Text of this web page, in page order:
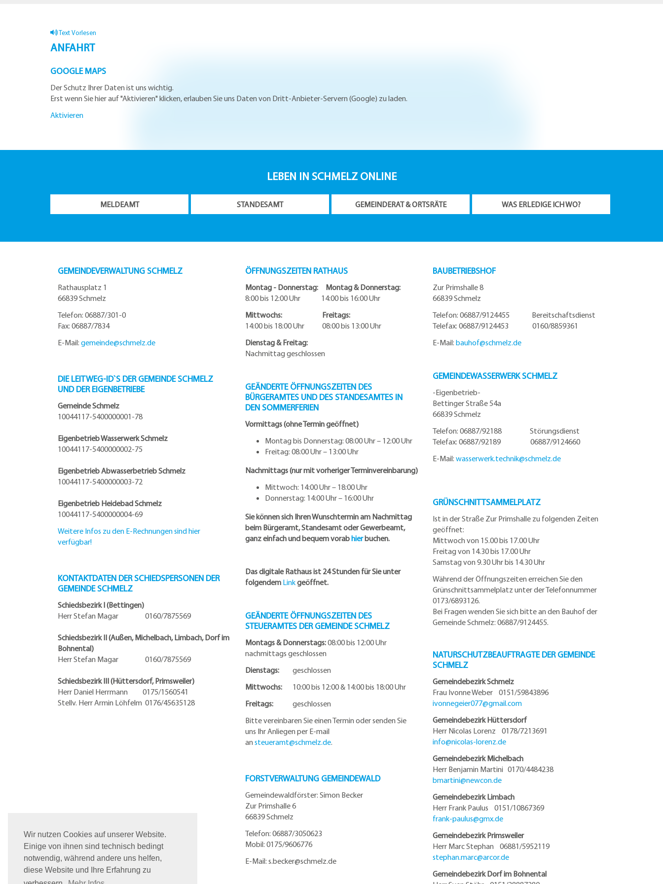
Wir nutzen Cookies auf unserer Website.
Einige von ihnen sind technisch bedingt
notwendig, während andere uns helfen,
diese Website und Ihre Erfahrung zu
Text Vorlesen
ANFAHRT
GOOGLE MAPS
Der Schutz Ihrer Daten ist uns wichtig.
Erst wenn Sie hier auf "Aktivieren" klicken, erlauben Sie uns Daten von Dritt-Anbieter-Servern (Google) zu laden.
Aktivieren
LEBEN IN SCHMELZ ONLINE
MELDEAMT STANDESAMT GEMEINDERAT & ORTSRÄTE WAS ERLEDIGE ICH WO?
GEMEINDEVERWALTUNG SCHMELZ
Rathausplatz 1
66839 Schmelz
Telefon: 06887/301-0
Fax: 06887/7834
E-Mail: gemeinde@schmelz.de
DIE LEITWEG-ID`S DER GEMEINDE SCHMELZ
UND DER EIGENBETRIEBE
Gemeinde Schmelz
10044117-5400000001-78
Eigenbetrieb Wasserwerk Schmelz
10044117-5400000002-75
Eigenbetrieb Abwasserbetrieb Schmelz
10044117-5400000003-72
Eigenbetrieb Heidebad Schmelz
10044117-5400000004-69
Weitere Infos zu den E-Rechnungen sind hier
verfügbar!
KONTAKTDATEN DER SCHIEDSPERSONEN DER
GEMEINDE SCHMELZ
Schiedsbezirk I (Bettingen)
Herr Stefan Magar 0160/7875569
Schiedsbezirk II (Außen, Michelbach, Limbach, Dorf im
Bohnental)
Herr Stefan Magar 0160/7875569
Schiedsbezirk III (Hüttersdorf, Primsweiler)
Herr Daniel Herrmann 0175/1560541
Stellv. Herr Armin Löhfelm 0176/45635128
ÖFFNUNGSZEITEN RATHAUS
Montag - Donnerstag: Montag & Donnerstag:
8:00 bis 12:00 Uhr 14:00 bis 16:00 Uhr
Mittwochs: Freitags:
14:00 bis 18:00 Uhr 08:00 bis 13:00 Uhr
Dienstag & Freitag:
Nachmittag geschlossen
GEÄNDERTE ÖFFNUNGSZEITEN DES
BÜRGERAMTES UND DES STANDESAMTES IN
DEN SOMMERFERIEN
Vormittags (ohne Termin geöffnet)
Montag bis Donnerstag: 08:00 Uhr – 12:00 Uhr
Freitag: 08:00 Uhr – 13:00 Uhr
Nachmittags (nur mit vorheriger Terminvereinbarung)
Mittwoch: 14:00 Uhr – 18:00 Uhr
Donnerstag: 14:00 Uhr – 16:00 Uhr
Sie können sich Ihren Wunschtermin am Nachmittag
beim Bürgeramt, Standesamt oder Gewerbeamt,
ganz einfach und bequem vorabhierbuchen.
Das digitale Rathaus ist 24 Stunden für Sie unter
folgendem Linkgeöffnet.
GEÄNDERTE ÖFFNUNGSZEITEN DES
STEUERAMTES DER GEMEINDE SCHMELZ
Montags & Donnerstags:08:00 bis 12:00 Uhr
nachmittags geschlossen
Dienstags:
geschlossen
Mittwochs:
10:00 bis 12:00 & 14:00 bis 18:00 Uhr
Freitags:
geschlossen
Bitte vereinbaren Sie einen Termin oder senden Sie
uns Ihr Anliegen per E-mail
an steueramt@schmelz.de.
FORSTVERWALTUNG GEMEINDEWALD
Gemeindewaldförster: Simon Becker
Zur Primshalle 6
66839 Schmelz
Telefon: 06887/3050623
Mobil: 0175/9606776
E-Mail: s.becker@schmelz.de
BAUBETRIEBSHOF
Zur Primshalle 8
66839 Schmelz
Telefon: 06887/9124455 Bereitschaftsdienst
Telefax: 06887/9124453 0160/8859361
E-Mail: bauhof@schmelz.de
GEMEINDEWASSERWERK SCHMELZ
-Eigenbetrieb-
Bettinger Straße 54a
66839 Schmelz
Telefon: 06887/92188 Störungsdienst
Telefax: 06887/92189 06887/9124660
E-Mail: wasserwerk.technik@schmelz.de
GRÜNSCHNITTSAMMELPLATZ
Ist in der Straße Zur Primshalle zu folgenden Zeiten
geöffnet:
Mittwoch von 15.00 bis 17.00 Uhr
Freitag von 14.30 bis 17.00 Uhr
Samstag von 9.30 Uhr bis 14.30 Uhr
Während der Öffnungszeiten erreichen Sie den
Grünschnittsammelplatz unter der Telefonnummer
0173/6893126.
Bei Fragen wenden Sie sich bitte an den Bauhof der
Gemeinde Schmelz: 06887/9124455.
NATURSCHUTZBEAUFTRAGTE DER GEMEINDE
SCHMELZ
Gemeindebezirk Schmelz
Frau Ivonne Weber 0151/59843896
ivonnegeier077@gmail.com
Gemeindebezirk Hüttersdorf
Herr Nicolas Lorenz 0178/7213691
info@nicolas-lorenz.de
Gemeindebezirk Michelbach
Herr Benjamin Martini 0170/4484238
bmartini@newcon.de
Gemeindebezirk Limbach
Herr Frank Paulus 0151/10867369
frank-paulus@gmx.de
Gemeindebezirk Primsweiler
Herr Marc Stephan 06881/5952119
stephan.marc@arcor.de
Gemeindebezirk Dorf im Bohnental